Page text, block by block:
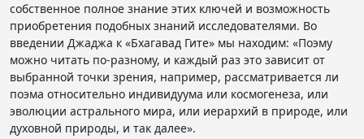
собственное полное знание этих ключей и возможность
приобретения подобных знаний исследователями. Во
введении Джаджа к «Бхагавад Гите» мы находим: «Поэму
можно читать по-разному, и каждый раз это зависит от
выбранной точки зрения, например, рассматривается ли
поэма относительно индивидуума или космогенеза, или
эволюции астрального мира, или иерархий в природе, или
духовной природы, и так далее».